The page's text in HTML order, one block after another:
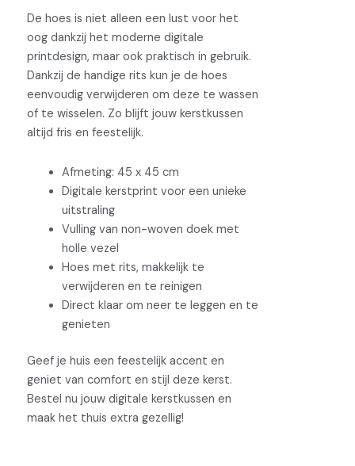
De hoes is niet alleen een lust voor het
oog dankzij het moderne digitale
printdesign, maar ook praktisch in gebruik.
Dankzij de handige rits kun je de hoes
eenvoudig verwijderen om deze te wassen
of te wisselen. Zo blijft jouw kerstkussen
altijd fris en feestelijk.
Afmeting: 45 x 45 cm
Digitale kerstprint voor een unieke
uitstraling
Vulling van non-woven doek met
holle vezel
Hoes met rits, makkelijk te
verwijderen en te reinigen
Direct klaar om neer te leggen en te
genieten
Geef je huis een feestelijk accent en
geniet van comfort en stijl deze kerst.
Bestel nu jouw digitale kerstkussen en
maak het thuis extra gezellig!